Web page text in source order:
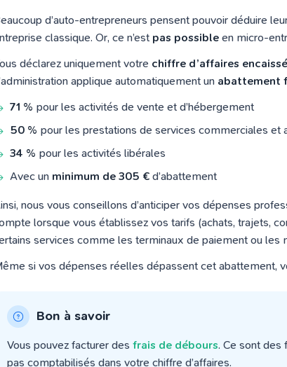
d’auto-entrepreneurs pensent pouvoir déduire
classique. Or, ce n’est pas possible en micro-
déclarez uniquement votre chiffre d’affaires encaissé
applique automatiquement un abattement
71 % pour les activités de vente et d’hébergement
50 % pour les prestations de services commerciales et
34 % pour les activités libérales
Avec un minimum de 305 € d’abattement
nous vous conseillons d’anticiper vos dépenses
lorsque vous établissez vos tarifs (achats, trajets,
services comme les terminaux de paiement ou les
si vos dépenses réelles dépassent cet abattement,
Bon à savoir
Vous pouvez facturer des frais de débours. Ce sont des
pas comptabilisés dans votre chiffre d’affaires.